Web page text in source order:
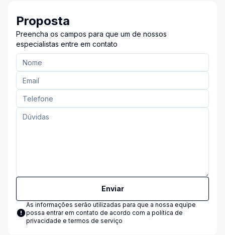
Proposta
Preencha os campos para que um de nossos
especialistas entre em contato
Enviar
As informações serão utilizadas para que a nossa equipe
possa entrar em contato de acordo com a política de
privacidade e termos de serviço